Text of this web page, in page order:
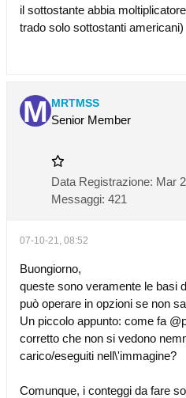
il sottostante abbia
trado solo sottostanti americani)
MRTMSS
Senior Member
Data Registrazione: Mar
Messaggi: 421
07-10-21, 08:52
Buongiorno,
queste sono veramente le basi
può operare in opzioni se non
Un piccolo appunto: come fa
corretto che non si vedono
carico/eseguiti nell\'immagine?
Comunque, i conteggi da fare